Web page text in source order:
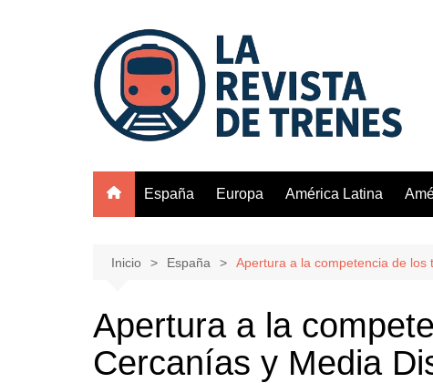
España Europa América Latina
Inicio España Apertura a la competencia de
Apertura a la
Cercanías y Media